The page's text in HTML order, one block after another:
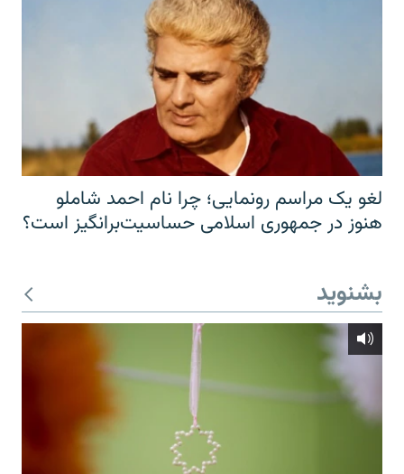
لغو یک مراسم رونمایی؛ چرا نام احمد شاملو
هنوز در جمهوری اسلامی حساسیت‌برانگیز است؟
بشنوید